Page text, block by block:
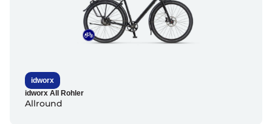
idworx
idworx All Rohler
Allround